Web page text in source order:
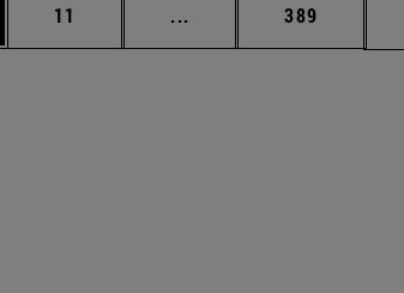
desplazarse.
Página
11 ... Páginas intermedias
Página
389